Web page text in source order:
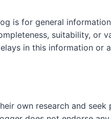
is for general
suitability,
in this information or
own research and